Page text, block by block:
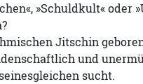
»Schuldkult« oder
Jitschin
und
sucht.